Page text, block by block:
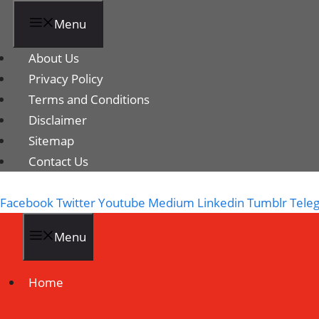
Menu
About Us
Privacy Policy
Terms and Conditions
Disclaimer
Sitemap
Contact Us
FacebookTwitterYoutube Medium Linkedin Tumblr
Menu
Home